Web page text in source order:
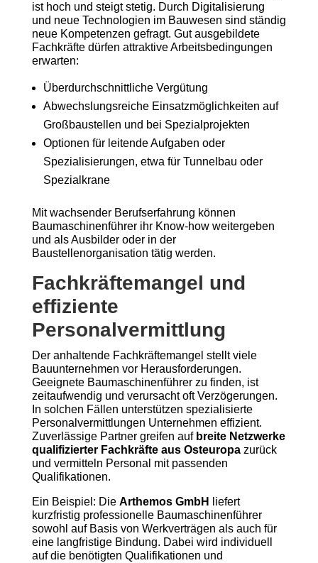
ist hoch und steigt stetig. Durch Digitalisierung
und neue Technologien im Bauwesen sind ständig
neue Kompetenzen gefragt. Gut ausgebildete
Fachkräfte dürfen attraktive Arbeitsbedingungen
erwarten:
Überdurchschnittliche Vergütung
Abwechslungsreiche Einsatzmöglichkeiten auf
Großbaustellen und bei Spezialprojekten
Optionen für leitende Aufgaben oder
Spezialisierungen, etwa für Tunnelbau oder
Spezialkrane
Mit wachsender Berufserfahrung können
Baumaschinenführer ihr Know-how weitergeben
und als Ausbilder oder in der
Baustellenorganisation tätig werden.
Fachkräftemangel und
effiziente
Personalvermittlung
Der anhaltende Fachkräftemangel stellt viele
Bauunternehmen vor Herausforderungen.
Geeignete Baumaschinenführer zu finden, ist
zeitaufwendig und verursacht oft Verzögerungen.
In solchen Fällen unterstützen spezialisierte
Personalvermittlungen Unternehmen effizient.
Zuverlässige Partner greifen auf breite Netzwerke
qualifizierter Fachkräfte aus Osteuropazurück
und vermitteln Personal mit passenden
Qualifikationen.
Ein Beispiel: Die Arthemos GmbH
liefert
kurzfristig professionelle Baumaschinenführer
sowohl auf Basis von Werkverträgen als auch für
eine langfristige Bindung. Dabei wird individuell
auf die benötigten Qualifikationen und